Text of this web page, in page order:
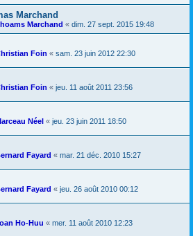
Marchand
Marchand « dim. 27 sept. 2015 19:48
Foin « sam. 23 juin 2012 22:30
Foin « jeu. 11 août 2011 23:56
Néel « jeu. 23 juin 2011 18:50
Fayard « mar. 21 déc. 2010 15:27
Fayard « jeu. 26 août 2010 00:12
Ho-Huu « mer. 11 août 2010 12:23